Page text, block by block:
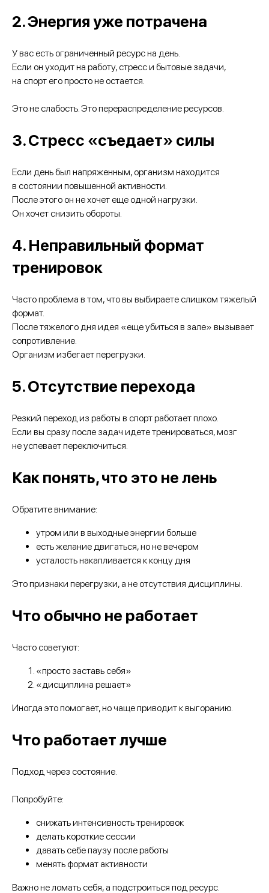
2. Энергия уже потрачена
У вас есть ограниченный ресурс на день.
Если он уходит на работу, стресс и бытовые задачи,
на спорт его просто не остается.
Это не слабость. Это перераспределение ресурсов.
3. Стресс «съедает» силы
Если день был напряженным, организм находится
в состоянии повышенной активности.
После этого он не хочет еще одной нагрузки.
Он хочет снизить обороты.
4. Неправильный формат
тренировок
Часто проблема в том, что вы выбираете слишком тяжелый
формат.
После тяжелого дня идея «еще убиться в зале» вызывает
сопротивление.
Организм избегает перегрузки.
5. Отсутствие перехода
Резкий переход из работы в спорт работает плохо.
Если вы сразу после задач идете тренироваться, мозг
не успевает переключиться.
Как понять, что это не лень
Обратите внимание:
утром или в выходные энергии больше
есть желание двигаться, но не вечером
усталость накапливается к концу дня
Это признаки перегрузки, а не отсутствия дисциплины.
Что обычно не работает
Часто советуют:
«просто заставь себя»
«дисциплина решает»
Иногда это помогает, но чаще приводит к выгоранию.
Что работает лучше
Подход через состояние.
Попробуйте:
снижать интенсивность тренировок
делать короткие сессии
давать себе паузу после работы
менять формат активности
Важно не ломать себя, а подстроиться под ресурс.